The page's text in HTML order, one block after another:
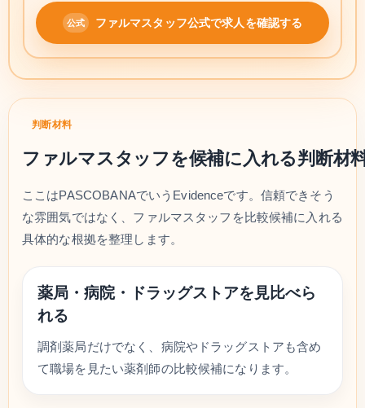
ファルマスタッフ公式で求人を確認する
判断材料
ファルマスタッフを候補に入れる判断材
ここはPASCOBANAでいうEvidenceです。信頼できそう
な雰囲気ではなく、ファルマスタッフを比較候補に入れる
具体的な根拠を整理します。
薬局・病院・ドラッグストアを見比べら
れる
調剤薬局だけでなく、病院やドラッグストアも含め
て職場を見たい薬剤師の比較候補になります。